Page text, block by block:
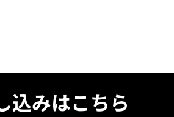
込みはこちら